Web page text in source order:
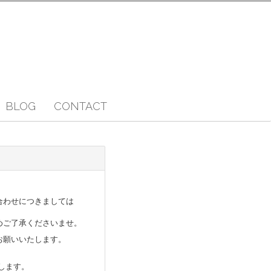
BLOG CONTACT
せにつきましては
了承くださいませ。
いいたします。
す。